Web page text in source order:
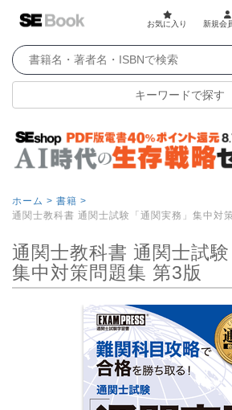
お気に入り 新規会
キーワードで探す
ホーム > 書籍 >
通関士教科書 通関士試験「通関実務」集中対
通関士教科書 通関士試験
集中対策問題集 第3版